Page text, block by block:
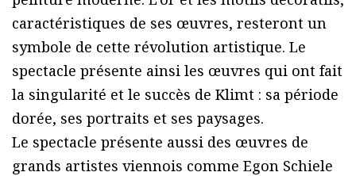
caractéristiques de ses œuvres, resteront un
symbole de cette révolution artistique. Le
spectacle présente ainsi les œuvres qui ont fait
la singularité et le succès de Klimt : sa période
dorée, ses portraits et ses paysages.
Le spectacle présente aussi des œuvres de
grands artistes viennois comme Egon Schiele